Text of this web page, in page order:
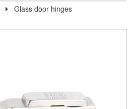
Glass door hinges